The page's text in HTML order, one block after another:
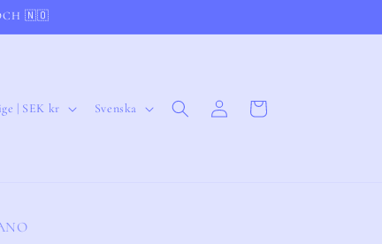
🇳🇴
Sverige | SEK kr Svenska
Logga
in
Varukorg